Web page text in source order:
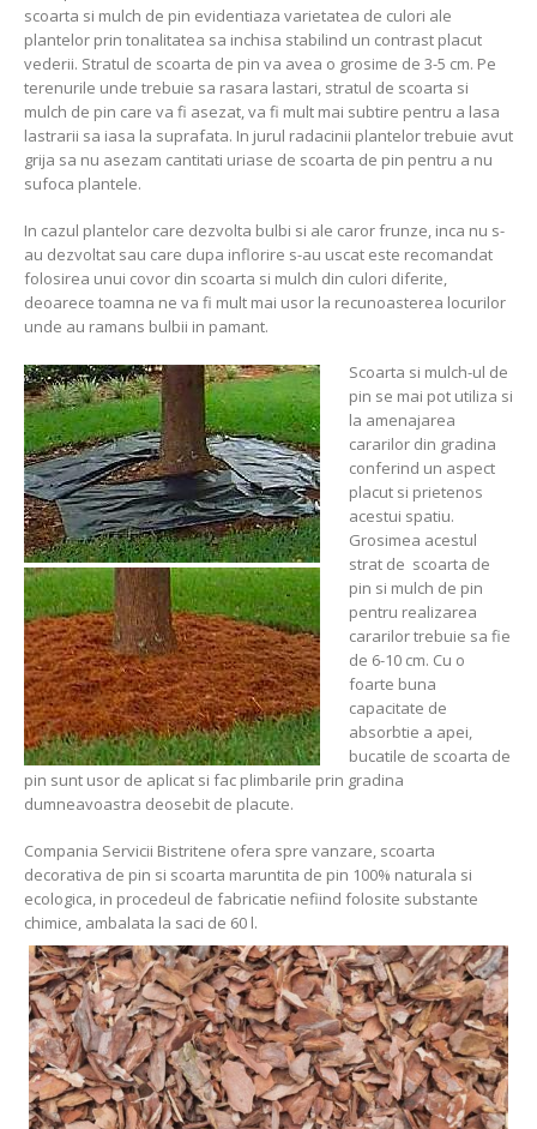
scoarta si mulch de pin evidentiaza varietatea de culori ale
plantelor prin tonalitatea sa inchisa stabilind un contrast placut
vederii. Stratul de scoarta de pin va avea o grosime de 3-5 cm. Pe
terenurile unde trebuie sa rasara lastari, stratul de scoarta si
mulch de pin care va fi asezat, va fi mult mai subtire pentru a lasa
lastrarii sa iasa la suprafata. In jurul radacinii plantelor trebuie avut
grija sa nu asezam cantitati uriase de scoarta de pin pentru a nu
sufoca plantele.
In cazul plantelor care dezvolta bulbi si ale caror frunze, inca nu s-
au dezvoltat sau care dupa inflorire s-au uscat este recomandat
folosirea unui covor din scoarta si mulch din culori diferite,
deoarece toamna ne va fi mult mai usor la recunoasterea locurilor
unde au ramans bulbii in pamant.
Scoarta si mulch-ul de
pin se mai pot utiliza si
la amenajarea
cararilor din gradina
conferind un aspect
placut si prietenos
acestui spatiu.
Grosimea acestul
strat de scoarta de
pin si mulch de pin
pentru realizarea
cararilor trebuie sa fie
de 6-10 cm. Cu o
foarte buna
capacitate de
absorbtie a apei,
bucatile de scoarta de
pin sunt usor de aplicat si fac plimbarile prin gradina
dumneavoastra deosebit de placute.
Compania Servicii Bistritene ofera spre vanzare, scoarta
decorativa de pin si scoarta maruntita de pin 100% naturala si
ecologica, in procedeul de fabricatie nefiind folosite substante
chimice, ambalata la saci de 60 l.